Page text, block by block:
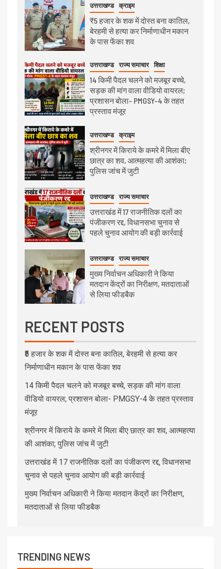
उत्तराखण्ड क्राइम
₹5 हजार के शक में दोस्त बना कातिल,
बेरहमी से हत्या कर निर्माणाधीन मकान
के पास फेंका शव
उत्तराखण्ड राज्य समाचार शिक्षा
14 किमी पैदल चलने को मजबूर बच्चे,
सड़क की मांग वाला वीडियो वायरल;
प्रशासन बोला- PMGSY-4 के तहत
प्रस्ताव मंजूर
उत्तराखण्ड क्राइम
श्रीनगर में किराये के कमरे में मिला बीए
छात्र का शव, आत्महत्या की आशंका;
पुलिस जांच में जुटी
उत्तराखण्ड राज्य समाचार
उत्तराखंड में 17 राजनीतिक दलों का
पंजीकरण रद्द, विधानसभा चुनाव से
पहले चुनाव आयोग की बड़ी कार्रवाई
उत्तराखण्ड राज्य समाचार
मुख्य निर्वाचन अधिकारी ने किया
मतदान केंद्रों का निरीक्षण, मतदाताओं
से लिया फीडबैक
RECENT POSTS
₹5 हजार के शक में दोस्त बना कातिल, बेरहमी से हत्या कर
निर्माणाधीन मकान के पास फेंका शव
14 किमी पैदल चलने को मजबूर बच्चे, सड़क की मांग वाला
वीडियो वायरल; प्रशासन बोला- PMGSY-4 के तहत प्रस्ताव
मंजूर
श्रीनगर में किराये के कमरे में मिला बीए छात्र का शव, आत्महत्या
की आशंका; पुलिस जांच में जुटी
उत्तराखंड में 17 राजनीतिक दलों का पंजीकरण रद्द, विधानसभा
चुनाव से पहले चुनाव आयोग की बड़ी कार्रवाई
मुख्य निर्वाचन अधिकारी ने किया मतदान केंद्रों का निरीक्षण,
मतदाताओं से लिया फीडबैक
TRENDING NEWS